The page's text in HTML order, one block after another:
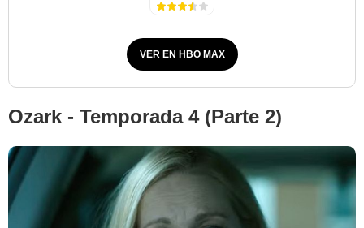
VER EN HBO MAX
Ozark - Temporada 4 (Parte 2)